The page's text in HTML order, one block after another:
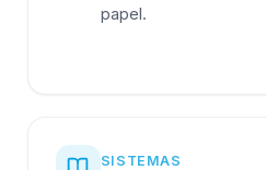
papel.
SISTEMAS